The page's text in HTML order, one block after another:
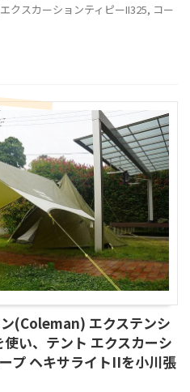
エクスカーションティピーII325, コー
(Coleman) エクステンシ
い、テント エクスカーシ
プ ヘキサライトIIを小川張